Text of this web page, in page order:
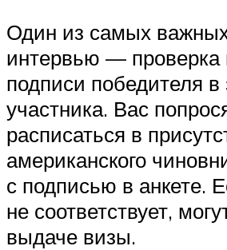
Один из самых
интервью — проверка
подписи победителя в
участника. Вас
расписаться в
американского
с подписью в анкете.
не соответствует,
выдаче визы.